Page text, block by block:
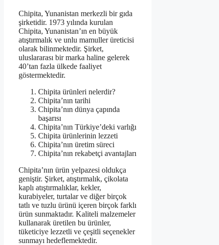
Chipita, Yunanistan merkezli bir gıda
şirketidir. 1973 yılında kurulan
Chipita, Yunanistan’ın en büyük
atıştırmalık ve unlu mamuller üreticisi
olarak bilinmektedir. Şirket,
uluslararası bir marka haline gelerek
40’tan fazla ülkede faaliyet
göstermektedir.
Chipita ürünleri nelerdir?
Chipita’nın tarihi
Chipita’nın dünya çapında
başarısı
Chipita’nın Türkiye’deki varlığı
Chipita ürünlerinin lezzeti
Chipita’nın üretim süreci
Chipita’nın rekabetçi avantajları
Chipita’nın ürün yelpazesi oldukça
geniştir. Şirket, atıştırmalık, çikolata
kaplı atıştırmalıklar, kekler,
kurabiyeler, turtalar ve diğer birçok
tatlı ve tuzlu ürünü içeren birçok farklı
ürün sunmaktadır. Kaliteli malzemeler
kullanarak üretilen bu ürünler,
tüketiciye lezzetli ve çeşitli seçenekler
sunmayı hedeflemektedir.